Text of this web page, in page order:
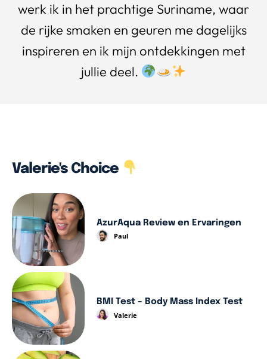
werk ik in het prachtige Suriname, waar
de rijke smaken en geuren me dagelijks
inspireren en ik mijn ontdekkingen met
jullie deel.
Valerie's Choice
AzurAqua Review en Ervaringen
Paul
BMI Test – Body Mass Index Test
Valerie